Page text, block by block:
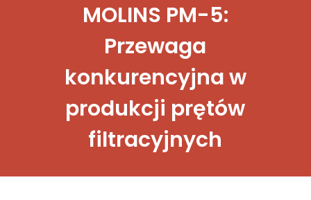
MOLINS PM-5:
Przewaga
konkurencyjna w
produkcji prętów
filtracyjnych